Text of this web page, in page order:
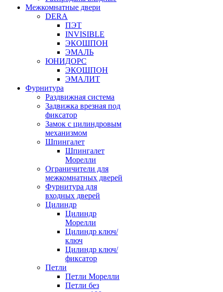
Межкомнатные двери
DERA
ПЭТ
INVISIBLE
ЭКОШПОН
ЭМАЛЬ
ЮНИДОРС
ЭКОШПОН
ЭМАЛИТ
Фурнитура
Раздвижная система
Задвижка врезная под
фиксатор
Замок с цилиндровым
механизмом
Шпингалет
Шпингалет
Морелли
Ограничители для
межкомнатных дверей
Фурнитура для
входных дверей
Цилиндр
Цилиндр
Морелли
Цилиндр ключ/
ключ
Цилиндр ключ/
фиксатор
Петли
Петли Морелли
Петли без